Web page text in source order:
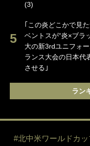
(3)
｢この炎どこかで見
ベントスが“炎×ブラ
大の新3rdユニフォ
ランス大会の日本代
させる｣
ラン
#北中米ワールドカ